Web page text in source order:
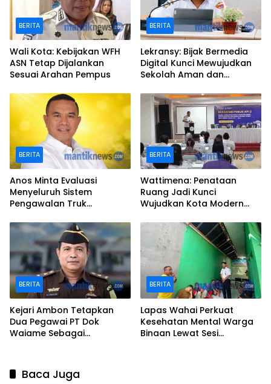
BERITA
Wali Kota: Kebijakan WFH
ASN Tetap Dijalankan
Sesuai Arahan Pempus
BERITA
Lekransy: Bijak Bermedia
Digital Kunci Mewujudkan
Sekolah Aman dan
BERITA
Anos Minta Evaluasi
Menyeluruh Sistem
Pengawalan Truk
BERITA
Wattimena: Penataan
Ruang Jadi Kunci
Wujudkan Kota Modern
BERITA
Kejari Ambon Tetapkan
Dua Pegawai PT Dok
Waiame Sebagai
BERITA
Lapas Wahai Perkuat
Kesehatan Mental Warga
Binaan Lewat Sesi
Baca Juga